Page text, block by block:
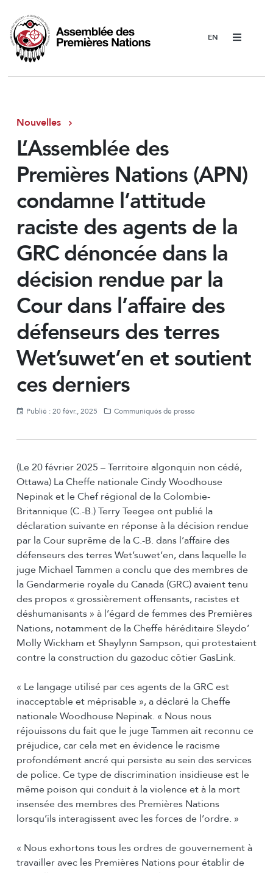
Menu
Nouvelles
L’Assemblée des
Premières Nations (APN)
condamne l’attitude
raciste des agents de la
GRC dénoncée dans la
décision rendue par la
Cour dans l’affaire des
défenseurs des terres
Wet’suwet’en et soutient
ces derniers
Publié : 20 févr., 2025 Communiqués de presse
(Le 20 février 2025 – Territoire algonquin non cédé,
Ottawa) La Cheffe nationale Cindy Woodhouse
Nepinak et le Chef régional de la Colombie-
Britannique (C.-B.) Terry Teegee ont publié la
déclaration suivante en réponse à la décision rendue
par la Cour suprême de la C.-B. dans l’affaire des
défenseurs des terres Wet’suwet’en, dans laquelle le
juge Michael Tammen a conclu que des membres de
la Gendarmerie royale du Canada (GRC) avaient tenu
des propos « grossièrement offensants, racistes et
déshumanisants » à l’égard de femmes des Premières
Nations, notamment de la Cheffe héréditaire Sleydo’
Molly Wickham et Shaylynn Sampson, qui protestaient
contre la construction du gazoduc côtier GasLink.
« Le langage utilisé par ces agents de la GRC est
inacceptable et méprisable », a déclaré la Cheffe
nationale Woodhouse Nepinak. « Nous nous
réjouissons du fait que le juge Tammen ait reconnu ce
préjudice, car cela met en évidence le racisme
profondément ancré qui persiste au sein des services
de police. Ce type de discrimination insidieuse est le
même poison qui conduit à la violence et à la mort
insensée des membres des Premières Nations
lorsqu’ils interagissent avec les forces de l’ordre. »
« Nous exhortons tous les ordres de gouvernement à
travailler avec les Premières Nations pour établir de